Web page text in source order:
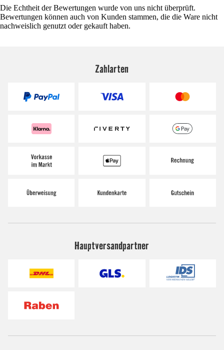
Die Echtheit der Bewertungen wurde von uns nicht überprüft.
Bewertungen können auch von Kunden stammen, die die Ware nicht
nachweislich genutzt oder gekauft haben.
Zahlarten
Hauptversandpartner